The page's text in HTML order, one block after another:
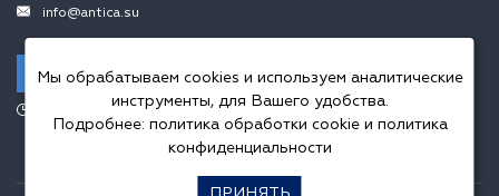
info@antica.su
Заказать звонок
Пн.-Пт. 10.00-20.00,
Сб.-Вс. 10.00-18.00
Мы обрабатываем cookies и используем аналитические
инструменты, для Вашего удобства.
Подробнее: политика обработки cookieи политика
конфиденциальности